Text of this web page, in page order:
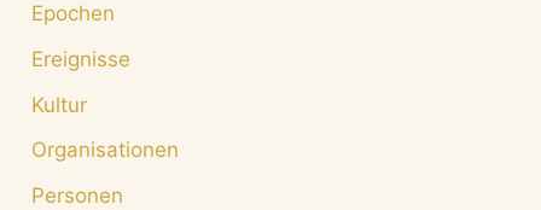
Epochen
Ereignisse
Kultur
Organisationen
Personen